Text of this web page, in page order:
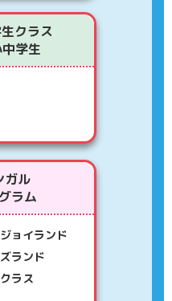
クラス
学生
ガル
ラム
ョイランド
ランド
ラス